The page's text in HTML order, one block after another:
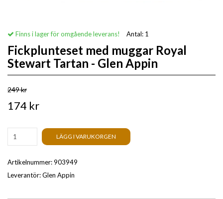
Finns i lager för omgående leverans! Antal: 1
Fickplunteset med muggar Royal
Stewart Tartan - Glen Appin
249 kr
174 kr
LÄGG I VARUKORGEN
Artikelnummer:903949
Leverantör:Glen Appin